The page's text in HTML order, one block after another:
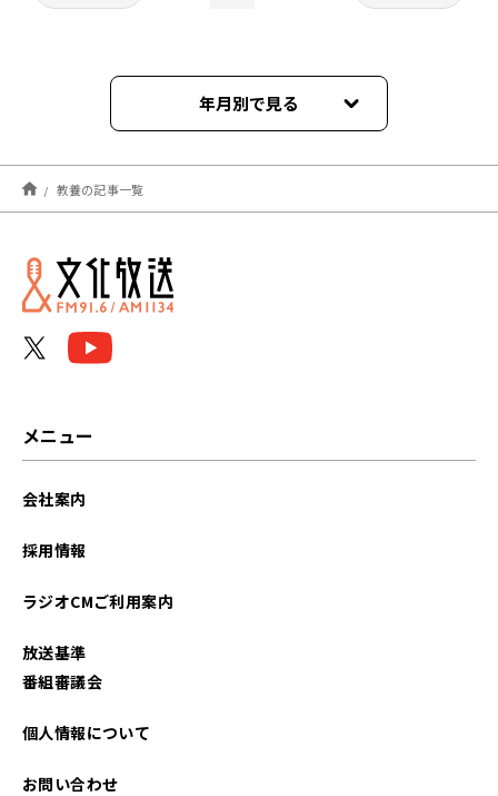
年月別で見る
2026年02月
2024年05月
教養の記事一覧
メニュー
会社案内
採用情報
ラジオCMご利用案内
放送基準
番組審議会
個人情報について
お問い合わせ